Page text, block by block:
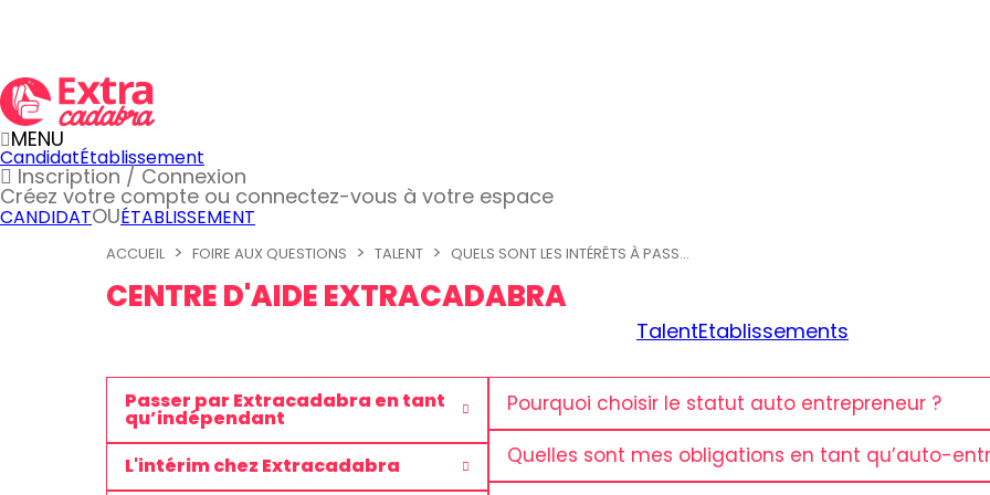
MENU
CandidatÉtablissement
Inscription / Connexion
Créez votre compte ou connectez-vous à votre espace
CANDIDATOUÉTABLISSEMENT
ACCUEIL FOIRE AUX QUESTIONS TALENT QUELS SONT LES INTÉRÊTS À PASS...
CENTRE D'AIDE EXTRACADABRA
TalentEtablissements
Passer par Extracadabra en tant
qu’indépendant
L'intérim chez Extracadabra
Pourquoi choisir le statut auto entrepreneur ?
Quelles sont mes obligations en tant qu’auto-